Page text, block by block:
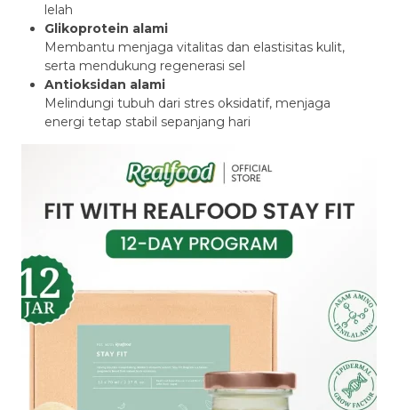
lelah
Glikoprotein alami
Membantu menjaga vitalitas dan elastisitas kulit,
serta mendukung regenerasi sel
Antioksidan alami
Melindungi tubuh dari stres oksidatif, menjaga
energi tetap stabil sepanjang hari